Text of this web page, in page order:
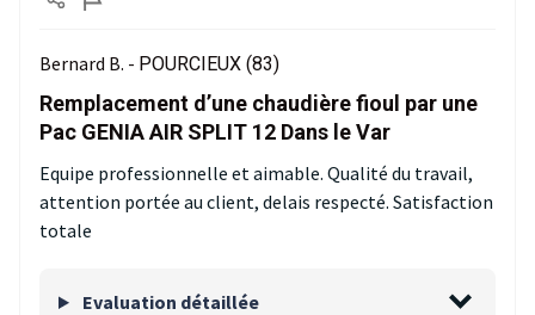
Bernard B. - POURCIEUX (83)
Remplacement d’une chaudière fioul par une
Pac GENIA AIR SPLIT 12 Dans le Var
Equipe professionnelle et aimable. Qualité du travail,
attention portée au client, delais respecté. Satisfaction
totale
Evaluation détaillée